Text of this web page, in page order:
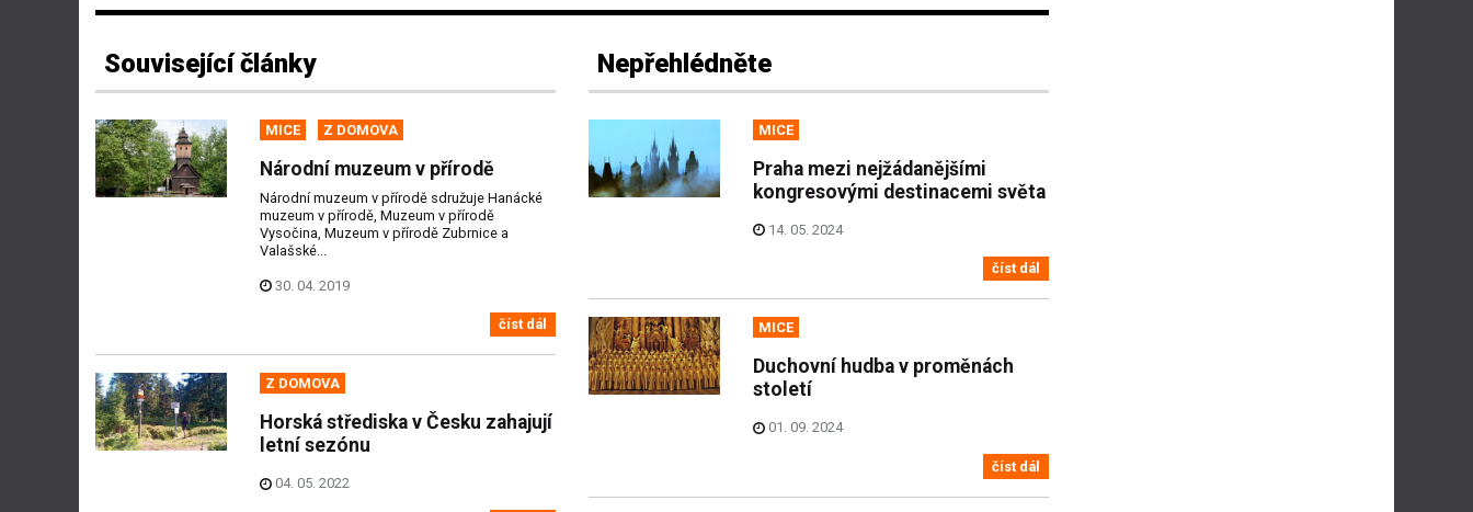
Související články
MICE Z DOMOVA
Národní muzeum v přírodě
Národní muzeum v přírodě sdružuje Hanácké
muzeum v přírodě, Muzeum v přírodě
Vysočina, Muzeum v přírodě Zubrnice a
Valašské...
30. 04. 2019
číst dál
Z DOMOVA
Horská střediska v Česku zahajují
letní sezónu
04. 05. 2022
Nepřehlédněte
MICE
Praha mezi nejžádanějšími
kongresovými destinacemi světa
14. 05. 2024
číst dál
MICE
Duchovní hudba v proměnách
století
01. 09. 2024
číst dál